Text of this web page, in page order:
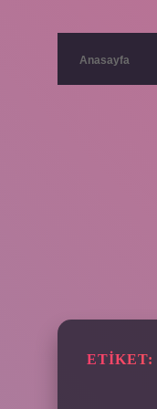
Anasayfa
ETIKET: